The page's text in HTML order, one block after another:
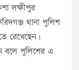
লক্ষীপুর
থানা পুলিশ
রেখেছেন।
বলে পুলিশের এ